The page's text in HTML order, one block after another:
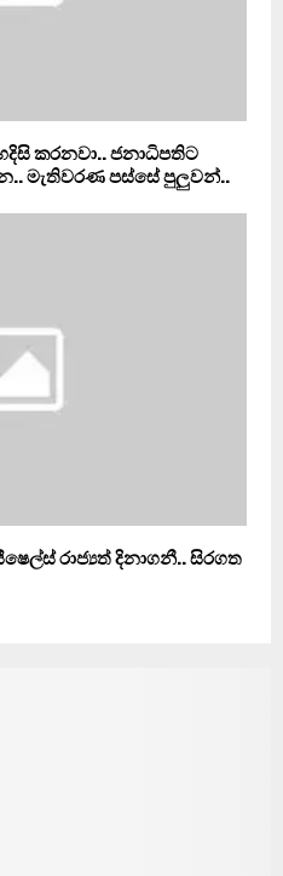
කරනවා.. ජනාධිපතිට
මැතිවරණ පස්සේ පුලුවන්..
රාජ්‍යත් දිනාගනී.. සිරගත